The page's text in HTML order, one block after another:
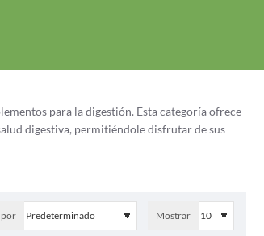
para la digestión. Esta categoría ofrece
digestiva, permitiéndole disfrutar de sus
Mostrar